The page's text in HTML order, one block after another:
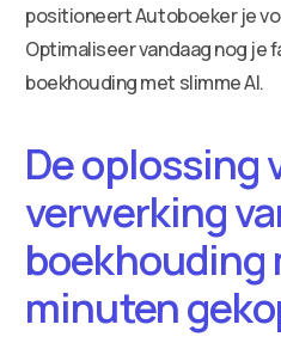
positioneert Autoboeker je
Optimaliseer vandaag nog je
boekhouding met slimme AI.
De oplossing
verwerking
boekhouding
minuten